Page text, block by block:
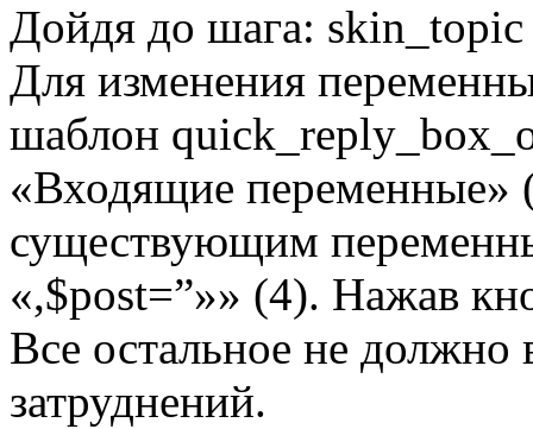
Дойдя до шага:
Для изменения
шаблон
«Входящие переменные»
существующим
«,$post=”»» (4). Нажав
Все остальное не должно
затруднений.